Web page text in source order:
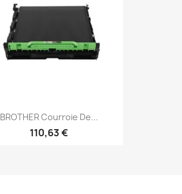
BROTHER Courroie De...
110,63 €